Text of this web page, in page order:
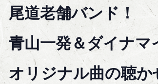
尾道老舗バンド！
青山一発＆ダイナ
オリジナル曲の聴か